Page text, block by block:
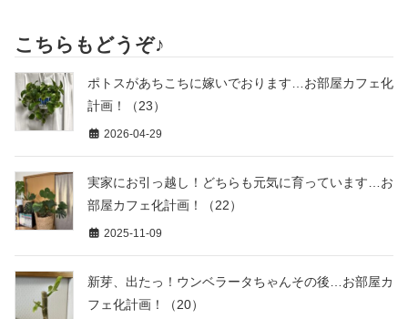
こちらもどうぞ♪
ポトスがあちこちに嫁いでおります…お部屋カフェ化
計画！（23）
2026-04-29
実家にお引っ越し！どちらも元気に育っています…お
部屋カフェ化計画！（22）
2025-11-09
新芽、出たっ！ウンベラータちゃんその後…お部屋カ
フェ化計画！（20）